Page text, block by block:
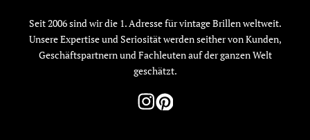
Seit 2006 sind wir die 1. Adresse für vintage Brillen weltweit.
Unsere Expertise und Seriosität werden seither von Kunden,
Geschäftspartnern und Fachleuten auf der ganzen Welt
geschätzt.